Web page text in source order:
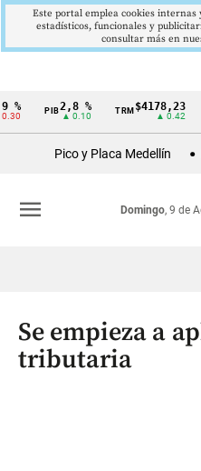
Cintillo
Colombia
PIB 2,8 %
▲ 0.10
TRM $4178,23
▲ 0.42
IPC
Pico y Placa Medellín
Domingo, 9 de
menu
Se empieza a
tributaria
Este portal emplea cookies internas
estadísticos, funcionales y
consultar más en